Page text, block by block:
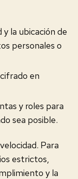
la ubicación de
personales o
en
y roles para
sea posible.
Para
estrictos,
y la